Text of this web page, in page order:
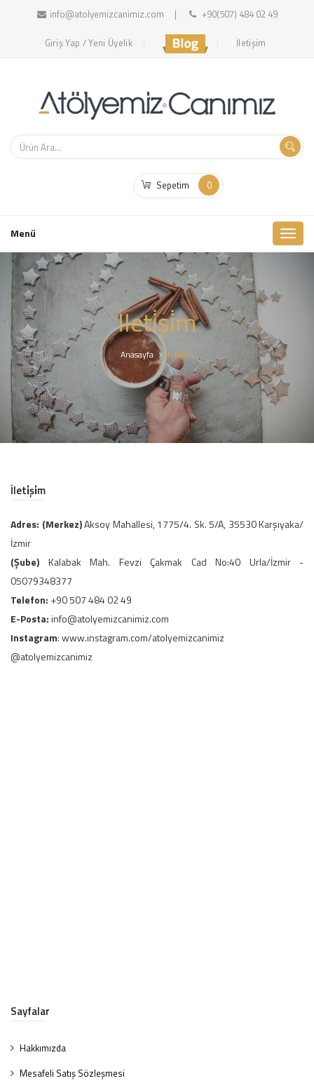
info@atolyemizcanimiz.com +90(507) 484 02 49
Giriş Yap / Yeni Üyelik İletişim
Sepetim 0
Menü Toggle
İleti̇şi̇m
Anasayfa İleti̇şi̇m
İleti̇şi̇m
Adres: (Merkez)Aksoy Mahallesi, 1775/4. Sk. 5/A, 35530 Karşıyaka/
İzmir
(Şube) Kalabak Mah. Fevzi Çakmak Cad No:40 Urla/İzmir -
05079348377
Telefon: +90 507 484 02 49
E-Posta:info@atolyemizcanimiz.com
Instagram: www.instagram.com/atolyemizcanimiz
@atolyemizcanimiz
Sayfalar
Hakkımızda
Mesafeli Satış Sözleşmesi